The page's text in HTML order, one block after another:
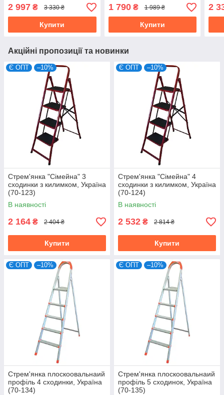
137)
2 997 ₴ 3 330 ₴
Купити
133)
1 790₴ 1 989 ₴
Купити
191)
2
Акційні пропозиції та новинки
Є ОПТ –10%
Стрем'янка "Сімейна" 3
сходинки з килимком, Україна
(70-123)
В наявності
2 164 ₴ 2 404 ₴
Купити
Є ОПТ –10%
Стрем'янка "Сімейна" 4
сходинки з килимком, Україна
(70-124)
В наявності
2 532 ₴ 2 814 ₴
Купити
Є ОПТ –10%
Стрем'янка плоскоовальнаий
профіль 4 сходинки, Україна
(70-134)
Є ОПТ –10%
Стрем'янка плоскоовальнаий
профіль 5 сходинок, Україна
(70-135)